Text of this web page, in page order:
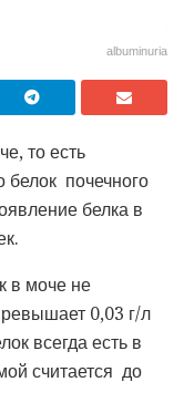
albuminuria
то есть
белок почечного
белка в
в моче не
0,03 г/л
всегда есть в
считается до